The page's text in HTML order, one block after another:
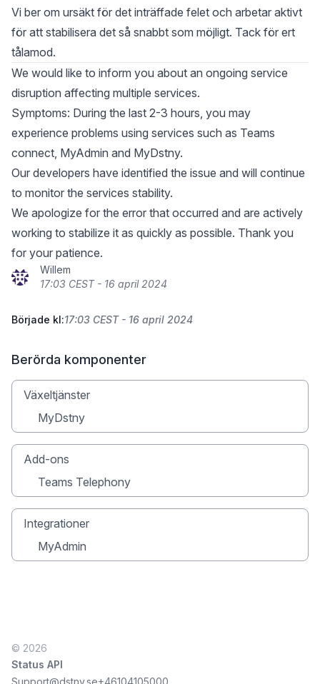
Vi ber om ursäkt för det inträffade felet och arbetar aktivt
för att stabilisera det så snabbt som möjligt. Tack för ert
tålamod.
We would like to inform you about an ongoing service
disruption affecting multiple services.
Symptoms: During the last 2-3 hours, you may
experience problems using services such as Teams
connect, MyAdmin and MyDstny.
Our developers have identified the issue and will continue
to monitor the services stability.
We apologize for the error that occurred and are actively
working to stabilize it as quickly as possible. Thank you
for your patience.
Willem
17:03 CEST - 16 april 2024
Började kl:17:03 CEST - 16 april 2024
Berörda komponenter
Växeltjänster
MyDstny
Add-ons
Teams Telephony
Integrationer
MyAdmin
© 2026
Status API
Support@dstny.se+46104105000